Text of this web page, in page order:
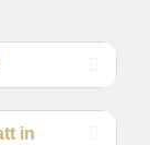
in